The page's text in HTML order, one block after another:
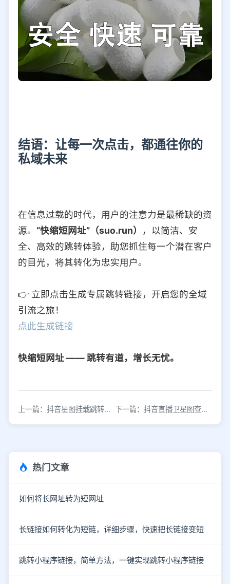
结语：让每一次点击，都通往你的
私域未来
在信息过载的时代，用户的注意力是最稀缺的资
源。 “快缩短网址”（suo.run）
，以简洁、安
全、高效的跳转体验，助您抓住每一个潜在客户
的目光，将其转化为忠实用户。
👉 立即点击生成专属跳转链接，开启您的全域
引流之旅！
点此生成链接
快缩短网址 —— 跳转有道，增长无忧。
上一篇：抖音星图挂载跳转链接操作指南 下一篇：抖音直播卫星图查看方法及跳转链接生成指南
热门文章
如何将长网址转为短网址
长链接如何转化为短链，详细步骤，快速把长链接变短
跳转小程序链接，简单方法，一键实现跳转小程序链接